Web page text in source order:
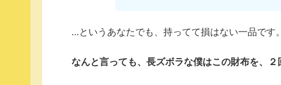
…というあなたでも、持ってて損はない一品です。
なんと言っても、 長ズボラな僕はこの財布を、２